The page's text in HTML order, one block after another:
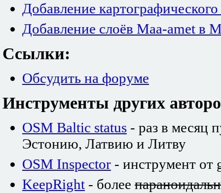
Добавление
Добавление слоёв Maa-amet в
Ссылки:
Обсудить на форуме
Инструменты других
OSM Baltic status - раз в месяц
Эстонию, Латвию и Литву
OSM Inspector - инструмент от
KeepRight - более